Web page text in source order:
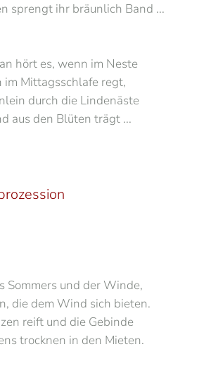
sprengt ihr bräunlich Band ...
hört es, wenn im Neste
im Mittagsschlafe regt,
durch die Lindenäste
aus den Blüten trägt ...
Sommers und der Winde,
die dem Wind sich bieten.
reift und die Gebinde
trocknen in den Mieten.